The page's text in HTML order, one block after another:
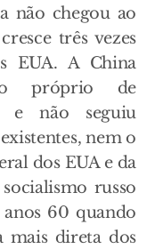
não chegou ao
três vezes
EUA. A China
próprio de
e não seguiu
nem o
dos EUA e da
russo
anos 60 quando
mais direta dos